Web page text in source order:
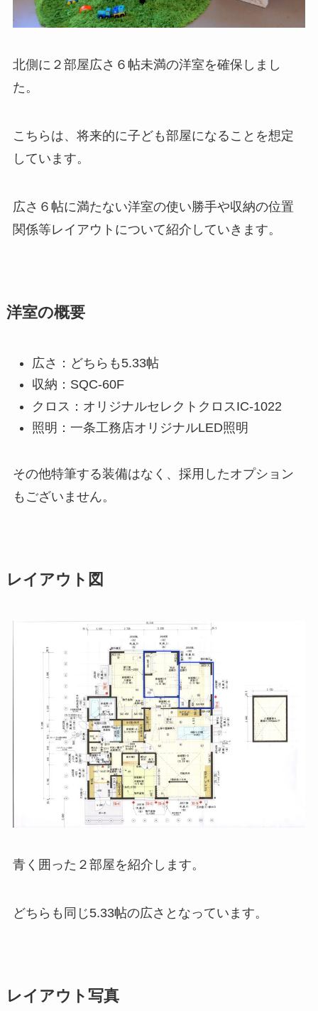
北側に２部屋広さ６帖未満の洋室を確保しまし
た。
こちらは、将来的に子ども部屋になることを想定
しています。
広さ６帖に満たない洋室の使い勝手や収納の位置
関係等レイアウトについて紹介していきます。
洋室の概要
広さ：どちらも5.33帖
収納：SQC-60F
クロス：オリジナルセレクトクロスIC-1022
照明：一条工務店オリジナルLED照明
その他特筆する装備はなく、採用したオプション
もございません。
レイアウト図
青く囲った２部屋を紹介します。
どちらも同じ5.33帖の広さとなっています。
レイアウト写真